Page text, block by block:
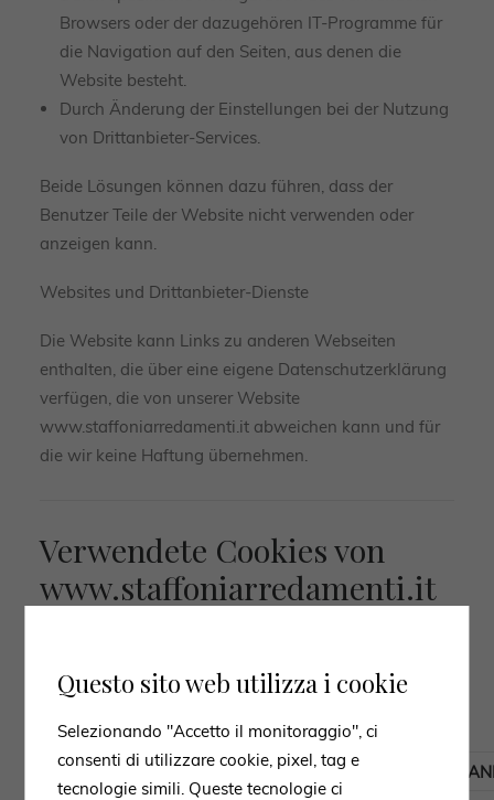
Browsers oder der dazugehören IT-Programme für
die Navigation auf den Seiten, aus denen die
Website besteht.
Durch Änderung der Einstellungen bei der Nutzung
von Drittanbieter-Services.
Beide Lösungen können dazu führen, dass der
Benutzer Teile der Website nicht verwenden oder
anzeigen kann.
Websites und Drittanbieter-Dienste
Die Website kann Links zu anderen Webseiten
enthalten, die über eine eigene Datenschutzerklärung
verfügen, die von unserer Website
www.staffoniarredamenti.it abweichen kann und für
die wir keine Haftung übernehmen.
Verwendete Cookies von
www.staffoniarredamenti.it
KATEGORIE NAME
Questo sito web utilizza i cookie
Selezionando "Accetto il monitoraggio", ci
consenti di utilizzare cookie, pixel, tag e
tecnologie simili. Queste tecnologie ci